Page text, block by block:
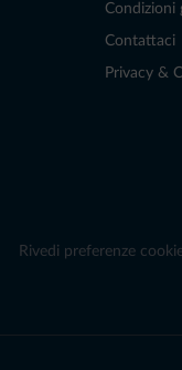
Condizioni
Contattaci
Privacy &
Rivedi preferenze